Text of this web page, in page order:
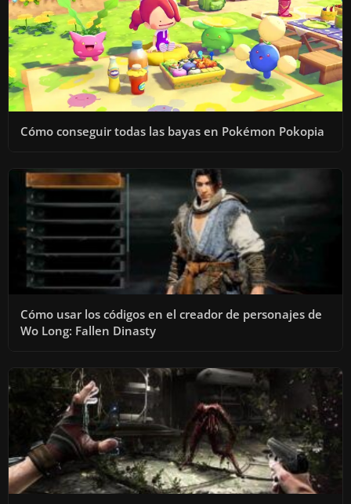
Cómo conseguir todas las bayas en Pokémon Pokopia
Cómo usar los códigos en el creador de personajes de
Wo Long: Fallen Dinasty